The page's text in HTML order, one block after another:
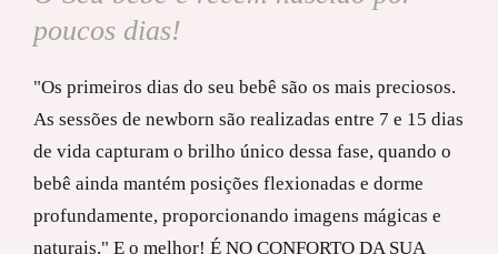
poucos dias!
"Os primeiros dias do seu bebê são os mais preciosos.
As sessões de newborn são realizadas entre 7 e 15 dias
de vida capturam o brilho único dessa fase, quando o
bebê ainda mantém posições flexionadas e dorme
profundamente, proporcionando imagens mágicas e
naturais." E o melhor! É NO CONFORTO DA SUA